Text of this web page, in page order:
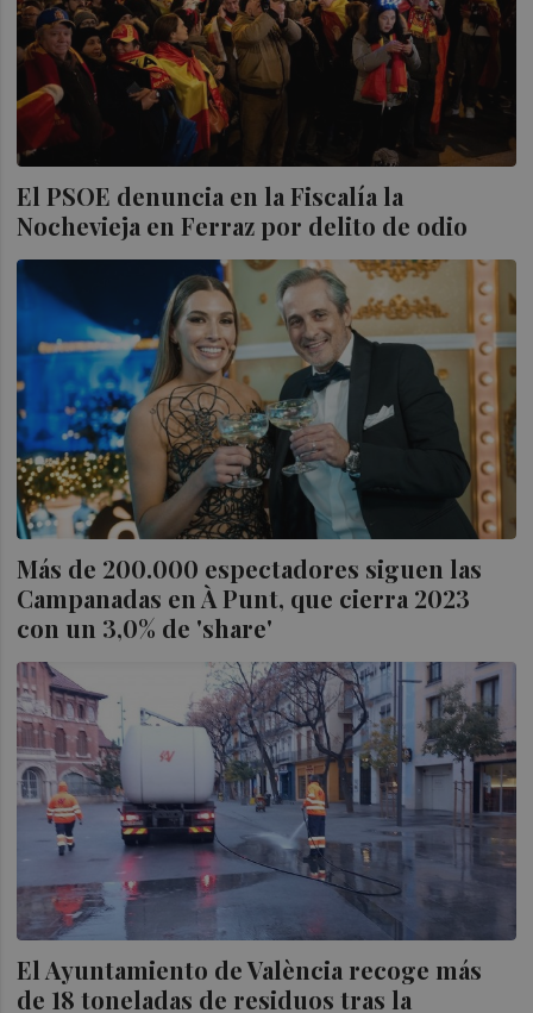
El PSOE denuncia en la Fiscalía la
Nochevieja en Ferraz por delito de odio
Más de 200.000 espectadores siguen las
Campanadas en À Punt, que cierra 2023
con un 3,0% de 'share'
El Ayuntamiento de València recoge más
de 18 toneladas de residuos tras la